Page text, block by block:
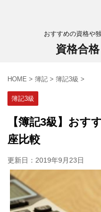
おすすめの資格や
資格合
HOME > 簿記 > 簿記3級 >
簿記3級
【簿記3級】おす
座比較
更新日： 2019年9月23日